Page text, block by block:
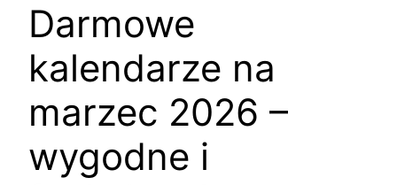
Darmowe
kalendarze na
marzec 2026 –
wygodne i